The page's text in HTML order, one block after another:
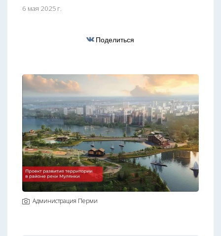
6 мая 2025 г.
Поделиться
Администрация Перми